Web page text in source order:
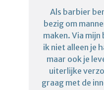
Als barbier
bezig om
maken. Via
ik niet alleen je
maar ook je
uiterlijke
graag met de